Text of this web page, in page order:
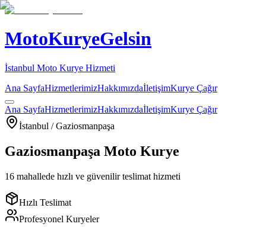
MotoKuryeGelsin
İstanbul Moto Kurye Hizmeti
Ana SayfaHizmetlerimizHakkımızdaİletişimKurye Çağır
Ana SayfaHizmetlerimizHakkımızdaİletişimKurye Çağır
İstanbul /Gaziosmanpaşa
Gaziosmanpaşa Moto Kurye
16 mahallede hızlı ve güvenilir teslimat hizmeti
Hızlı Teslimat
Profesyonel Kuryeler